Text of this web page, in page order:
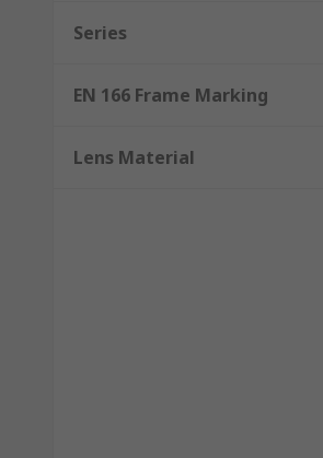
Series
EN 166 Frame Marking
Lens Material